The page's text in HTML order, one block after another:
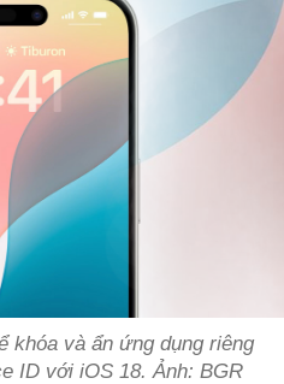
khóa và ẩn ứng dụng riêng
ID với iOS 18. Ảnh: BGR